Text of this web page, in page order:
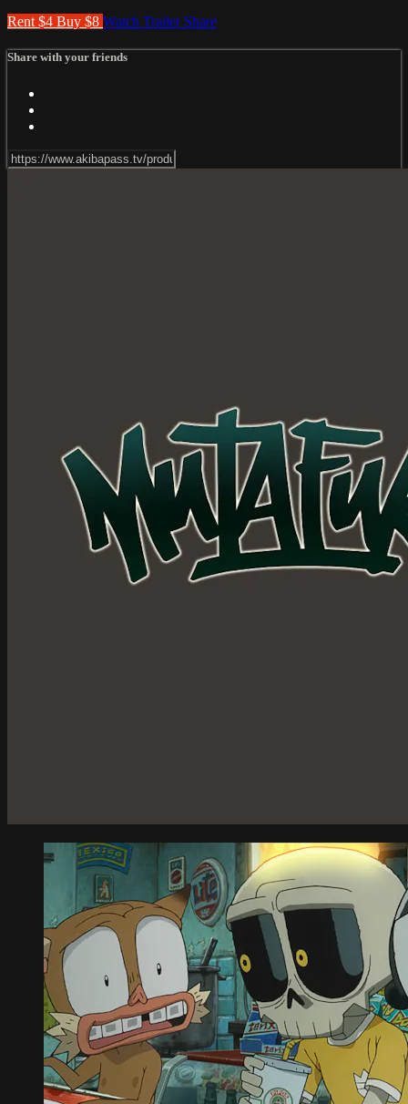
Rent $4 Buy $8 Watch Trailer Share
Share with your friends